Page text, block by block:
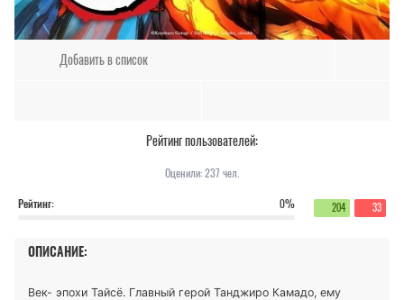
Добавить в список
Рейтинг пользователей:
Оценили:237 чел.
Рейтинг:
0% 204 33
ОПИСАНИЕ:
Век- эпохи Тайсё. Главный герой Танджиро Камадо, ему